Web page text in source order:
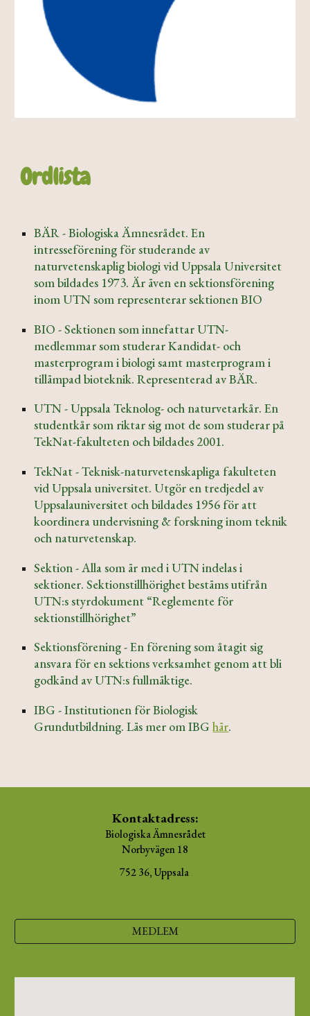
Ordlista
BÄR - Biologiska Ämnesrådet. En
intresseförening för studerande av
naturvetenskaplig biologi vid Uppsala Universitet
som bildades 1973. Är även en sektionsförening
inom UTN som representerar sektionen BIO
BIO - Sektionen som innefattar UTN-
medlemmar som studerar Kandidat- och
masterprogram i biologi samt masterprogram i
tillämpad bioteknik. Representerad av BÄR.
UTN - Uppsala Teknolog- och naturvetarkår. En
studentkår som riktar sig mot de som studerar på
TekNat-fakulteten och bildades 2001.
TekNat - Teknisk-naturvetenskapliga fakulteten
vid Uppsala universitet. Utgör en tredjedel av
Uppsalauniversitet och bildades 1956 för att
koordinera undervisning & forskning inom teknik
och naturvetenskap.
Sektion - Alla som är med i UTN indelas i
sektioner. Sektionstillhörighet bestäms utifrån
UTN:s styrdokument ​“Reglemente för
sektionstillhörighet”
Sektionsförening - En förening som åtagit sig
ansvara för en sektions verksamhet genom att bli
godkänd av UTN:s fullmäktige.
IBG - Institutionen för Biologisk
Grundutbildning. Läs mer om IBG här.
Kontaktadress:
Biologiska Ämnesrådet
Norbyvägen 18
752 36, Uppsala
MEDLEM